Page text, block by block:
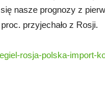
nasze prognozy z
przyjechało z Rosji.
rosja-polska-import-